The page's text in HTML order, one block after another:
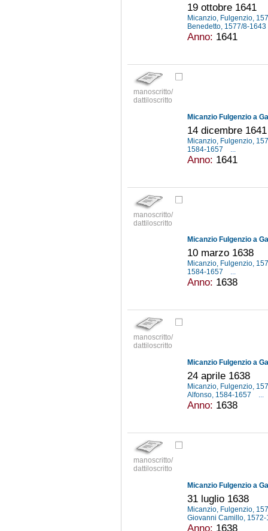
19 ottobre 1641
Micanzio, Fulgenzio,
Benedetto, 1577/8-1643
Anno: 1641
manoscritto/
dattiloscritto
Micanzio Fulgenzio a
14 dicembre 1641
Micanzio, Fulgenzio,
1584-1657
Anno: 1641
manoscritto/
dattiloscritto
Micanzio Fulgenzio a
10 marzo 1638
Micanzio, Fulgenzio,
1584-1657
...
Anno: 1638
manoscritto/
dattiloscritto
Micanzio Fulgenzio a
24 aprile 1638
Micanzio, Fulgenzio,
Alfonso, 1584-1657
...
Anno: 1638
manoscritto/
dattiloscritto
Micanzio Fulgenzio a
31 luglio 1638
Micanzio, Fulgenzio,
Giovanni Camillo,
Anno: 1638